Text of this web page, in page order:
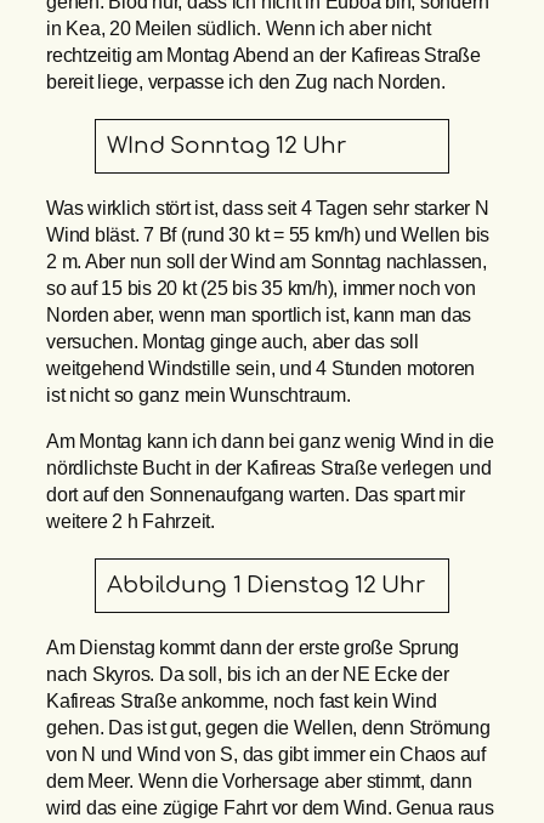
in Kea, 20 Meilen südlich. Wenn ich aber nicht
rechtzeitig am Montag Abend an der Kafireas Straße
bereit liege, verpasse ich den Zug nach Norden.
WInd Sonntag 12 Uhr
Was wirklich stört ist, dass seit 4 Tagen sehr starker N
Wind bläst. 7 Bf (rund 30 kt = 55 km/h) und Wellen bis
2 m. Aber nun soll der Wind am Sonntag nachlassen,
so auf 15 bis 20 kt (25 bis 35 km/h), immer noch von
Norden aber, wenn man sportlich ist, kann man das
versuchen. Montag ginge auch, aber das soll
weitgehend Windstille sein, und 4 Stunden motoren
ist nicht so ganz mein Wunschtraum.
Am Montag kann ich dann bei ganz wenig Wind in die
nördlichste Bucht in der Kafireas Straße verlegen und
dort auf den Sonnenaufgang warten. Das spart mir
weitere 2 h Fahrzeit.
Abbildung 1 Dienstag 12 Uhr
Am Dienstag kommt dann der erste große Sprung
nach Skyros. Da soll, bis ich an der NE Ecke der
Kafireas Straße ankomme, noch fast kein Wind
gehen. Das ist gut, gegen die Wellen, denn Strömung
von N und Wind von S, das gibt immer ein Chaos auf
dem Meer. Wenn die Vorhersage aber stimmt, dann
wird das eine zügige Fahrt vor dem Wind. Genua raus